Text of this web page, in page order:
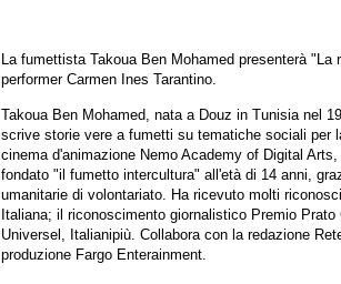
La fumettista Takoua Ben Mohamed presenterà
performer Carmen Ines Tarantino.
Takoua Ben Mohamed, nata a Douz in Tunisia nel
scrive storie vere a fumetti su tematiche sociali per
cinema d'animazione Nemo Academy of Digital
fondato "il fumetto intercultura" all'età di 14 anni,
umanitarie di volontariato. Ha ricevuto molti
Italiana; il riconoscimento giornalistico Premio
Universel, Italianipiù. Collabora con la redazione
produzione Fargo Enterainment.